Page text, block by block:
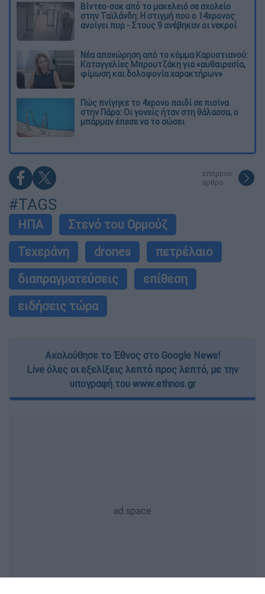
Βίντεο-σοκ από το μακελειό σε σχολείο
στην Ταϊλάνδη: Η στιγμή που ο 14χρονος
ανοίγει πυρ - Στους 9 ανέβηκαν οι νεκροί
Νέα αποχώρηση από το κόμμα Καρυστιανού:
Καταγγελίες Μπρουτζάκη για «αυθαιρεσία,
φίμωση και δολοφονία χαρακτήρων»
Πώς πνίγηκε το 4χρονο παιδί σε πισίνα
στην Πάρο: Οι γονείς ήταν στη θάλασσα, ο
μπάρμαν έπεσε να το σώσει
επόμενο
άρθρο
#TAGS
ΗΠΑ
Στενό του Ορμούζ
Τεχεράνη
drones
πετρέλαιο
διαπραγματεύσεις
επίθεση
ειδήσεις τώρα
Ακολούθησε το Έθνος στο Google News!
Live όλες οι εξελίξεις λεπτό προς λεπτό, με την
υπογραφή του www.ethnos.gr